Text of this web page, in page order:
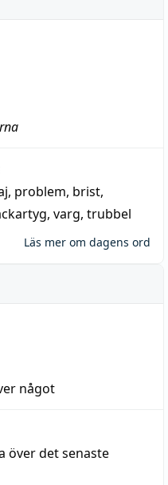
, problem, brist,
, varg, trubbel
Läs mer om dagens ord
något
över det senaste